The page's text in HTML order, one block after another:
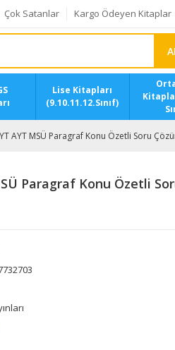
Çok Satanlar Kargo Ödeyen Kitaplar
Lise Kitapları
(9.10.11.12.Sınıf)
AYT MSÜ Paragraf Konu Özetli Soru
Paragraf Konu Özetli